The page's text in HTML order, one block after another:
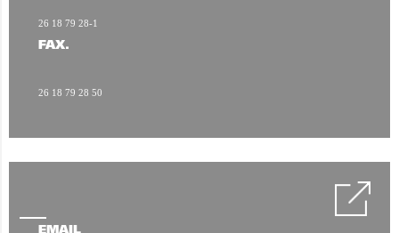
26 18 79 28-1
FAX.
26 18 79 28 50